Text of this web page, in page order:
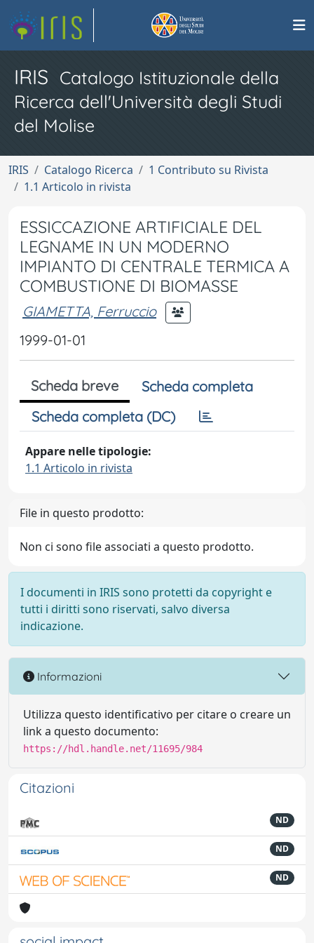
IRIS Catalogo Istituzionale della
Ricerca dell'Università degli Studi
del Molise
IRIS Catalogo Ricerca
1 Contributo su Rivista
1.1 Articolo in rivista
ESSICCAZIONE ARTIFICIALE DEL
LEGNAME IN UN MODERNO
IMPIANTO DI CENTRALE TERMICA A
COMBUSTIONE DI BIOMASSE
GIAMETTA, Ferruccio
1999-01-01
Scheda breve
Scheda completa
Scheda completa (DC)
Appare nelle tipologie:
1.1 Articolo in rivista
File in questo prodotto:
Non ci sono file associati a questo prodotto.
I documenti in IRIS sono protetti da copyright e
tutti i diritti sono riservati, salvo diversa
indicazione.
Informazioni
Utilizza questo identificativo per citare o creare un
link a questo documento:
https://hdl.handle.net/11695/984
Citazioni
ND
ND
ND